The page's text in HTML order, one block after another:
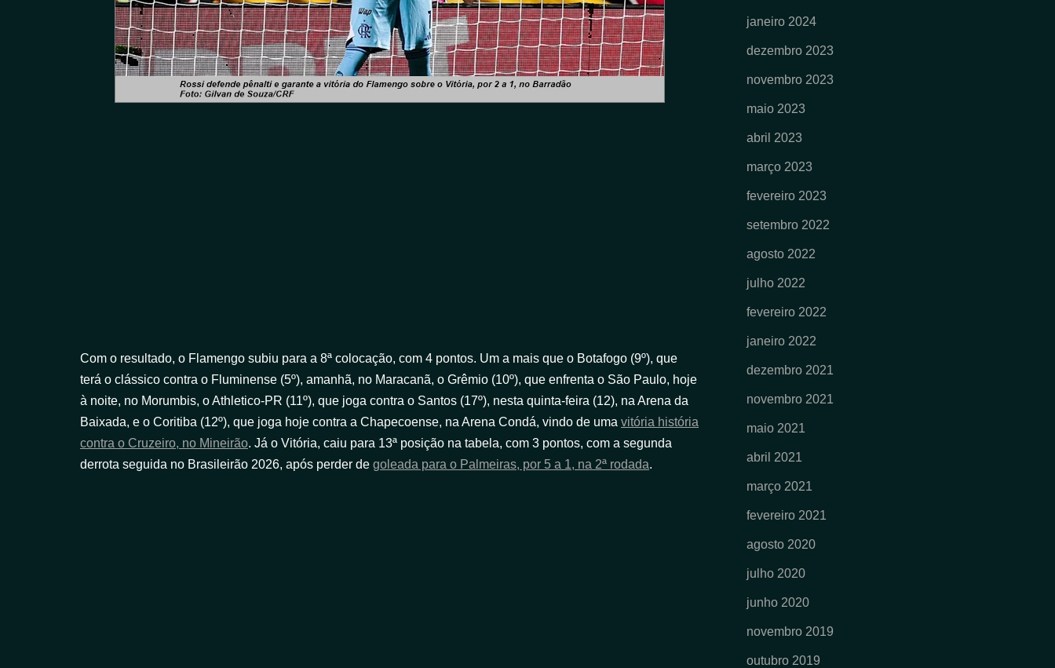
Com o resultado, o Flamengo subiu para a 8ª colocação, com 4 pontos. Um a mais que o Botafogo (9º), que
terá o clássico contra o Fluminense (5º), amanhã, no Maracanã, o Grêmio (10º), que enfrenta o São Paulo, hoje
à noite, no Morumbis, o Athletico-PR (11º), que joga contra o Santos (17º), nesta quinta-feira (12), na Arena da
Baixada, e o Coritiba (12º), que joga hoje contra a Chapecoense, na Arena Condá, vindo de uma vitória história
contra o Cruzeiro, no Mineirão. Já o Vitória, caiu para 13ª posição na tabela, com 3 pontos, com a segunda
derrota seguida no Brasileirão 2026, após perder de goleada para o Palmeiras, por 5 a 1, na 2ª rodada.
janeiro 2024
dezembro 2023
novembro 2023
maio 2023
abril 2023
março 2023
fevereiro 2023
setembro 2022
agosto 2022
julho 2022
fevereiro 2022
janeiro 2022
dezembro 2021
novembro 2021
maio 2021
abril 2021
março 2021
fevereiro 2021
agosto 2020
julho 2020
junho 2020
novembro 2019
outubro 2019